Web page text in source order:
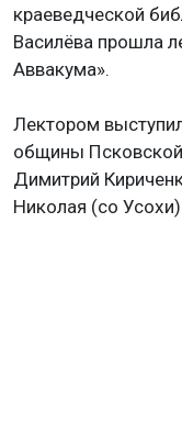
краеведческой
Василёва прошла
Аввакума».
Лектором
общины
Димитрий
Николая (со